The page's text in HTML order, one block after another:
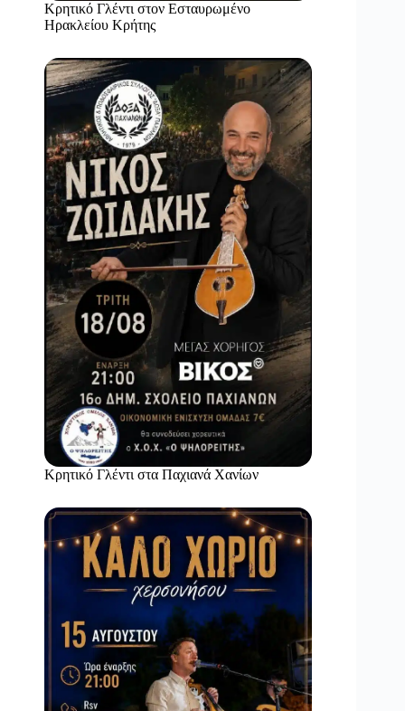
Κρητικό Γλέντι στον Εσταυρωμένο
Ηρακλείου Κρήτης
Κρητικό Γλέντι στα Παχιανά Χανίων